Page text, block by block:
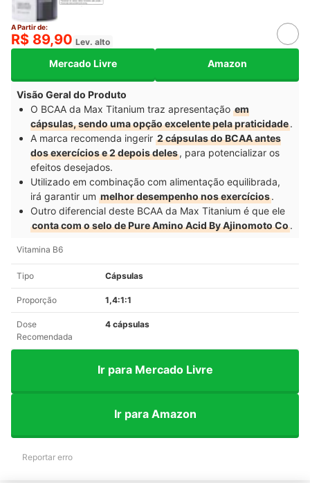
A Partir de:
R$ 89,90 Lev. alto
Mercado Livre Amazon
Visão Geral do Produto
O BCAA da Max Titanium traz apresentação em
cápsulas, sendo uma opção excelente pela praticidade.
A marca recomenda ingerir 2 cápsulas do BCAA antes
dos exercícios e 2 depois deles, para potencializar os
efeitos desejados.
Utilizado em combinação com alimentação equilibrada,
irá garantir um melhor desempenho nos exercícios.
Outro diferencial deste BCAA da Max Titanium é que ele
conta com o selo de Pure Amino Acid By Ajinomoto Co.
Vitamina B6
Tipo Cápsulas
Proporção 1,4:1:1
Dose
Recomendada
4 cápsulas
Ir para Mercado Livre
Ir para Amazon
Reportar erro